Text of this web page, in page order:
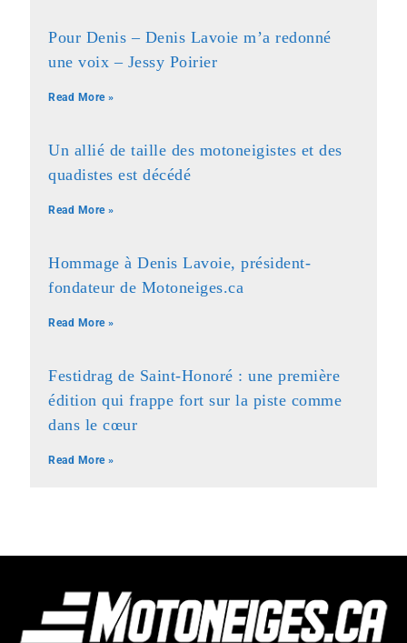
Pour Denis – Denis Lavoie m’a redonné
une voix – Jessy Poirier
Read More »
Un allié de taille des motoneigistes et des
quadistes est décédé
Read More »
Hommage à Denis Lavoie, président-
fondateur de Motoneiges.ca
Read More »
Festidrag de Saint-Honoré : une première
édition qui frappe fort sur la piste comme
dans le cœur
Read More »